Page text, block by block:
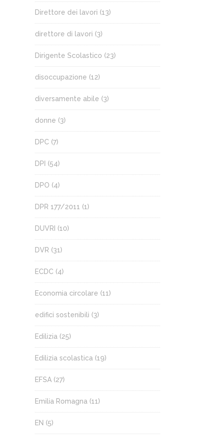
Direttore dei lavori (13)
direttore di lavori (3)
Dirigente Scolastico (23)
disoccupazione (12)
diversamente abile (3)
donne (3)
DPC (7)
DPI (54)
DPO (4)
DPR 177/2011 (1)
DUVRI (10)
DVR (31)
ECDC (4)
Economia circolare (11)
edifici sostenibili (3)
Edilizia (25)
Edilizia scolastica (19)
EFSA (27)
Emilia Romagna (11)
EN (5)